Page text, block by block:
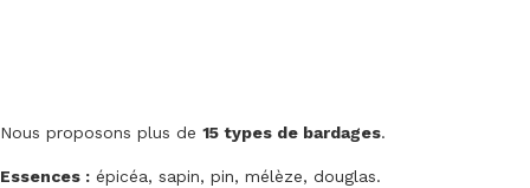
Nous proposons plus de 15 types de bardages.
Essences : épicéa, sapin, pin, mélèze, douglas.